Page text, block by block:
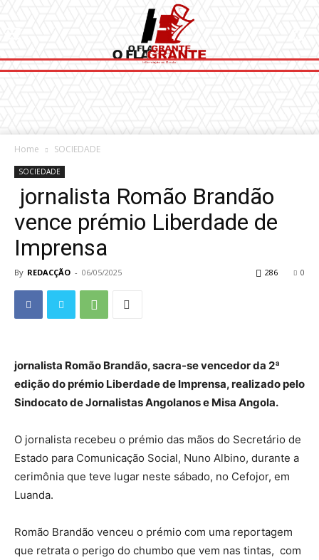
Home SOCIEDADE
SOCIEDADE
jornalista Romão Brandão
vence prémio Liberdade de
Imprensa
By REDACÇÃO - 06/05/2025 0
286
jornalista Romão Brandão, sacra-se vencedor da 2ª
edição do prémio Liberdade de Imprensa, realizado pelo
Sindocato de Jornalistas Angolanos e Misa Angola.
O jornalista recebeu o prémio das mãos do Secretário de
Estado para Comunicação Social, Nuno Albino, durante a
cerimônia que teve lugar neste sábado, no Cefojor, em
Luanda.
Romão Brandão venceu o prémio com uma reportagem
que retrata o perigo do chumbo que vem nas tintas, com